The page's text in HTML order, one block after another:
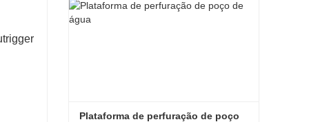
Plataforma de perfuração de poço